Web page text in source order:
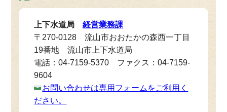
上下水道局経営業務課
〒270-0128 流山市おおたかの森西一丁目
19番地 流山市上下水道局
電話：04-7159-5370 ファクス：04-7159-
9604
お問い合わせは専用フォームをご利用く
ださい。